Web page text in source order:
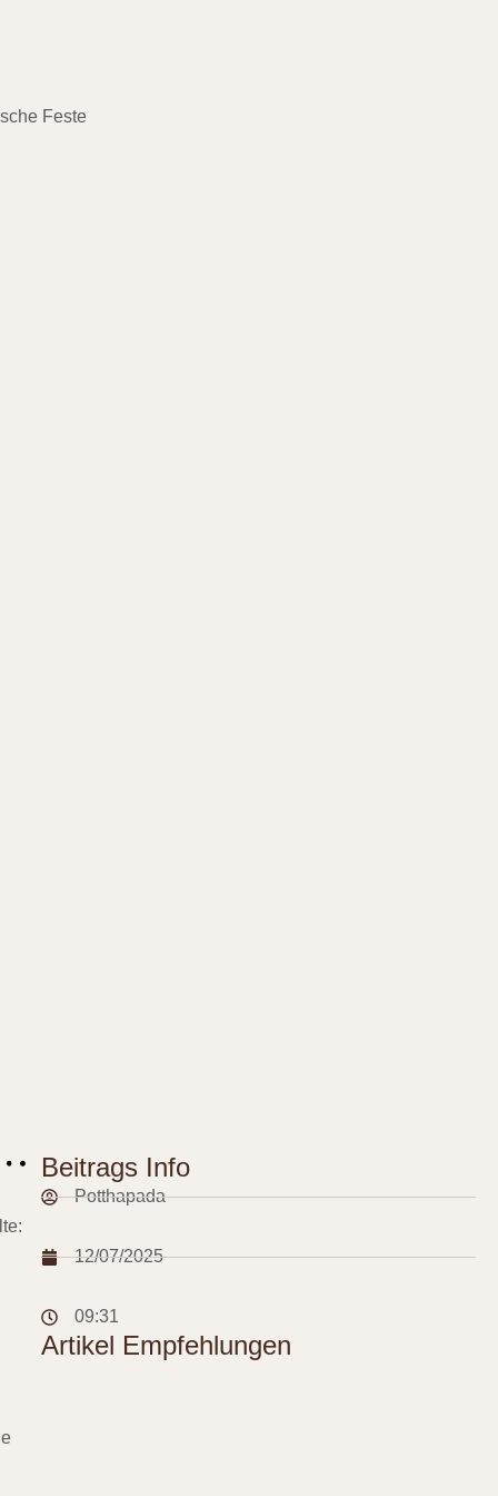
Feste
Beitrags Info
Potthapada
12/07/2025
09:31
Artikel Empfehlungen